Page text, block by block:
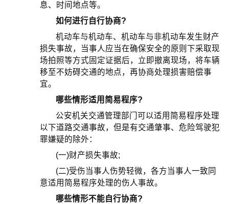
息、时间地点等。
如何进行自行协商?
机动车与机动车、机动车与非机动车发生财产
损失事故，当事人应当在确保安全的原则下采取现
场拍照等方式固定证据后，立即撤离现场，将车辆
移至不妨碍交通的地点，再协商处理损害赔偿事
宜。
哪些情形适用简易程序?
公安机关交通管理部门可以适用简易程序处理
以下道路交通事故，但是有交通肇事、危险驾驶犯
罪嫌疑的除外：
(一)财产损失事故;
(二)受伤当事人伤势轻微，各方当事人一致同
意适用简易程序处理的伤人事故。
哪些情形不能自行协商?